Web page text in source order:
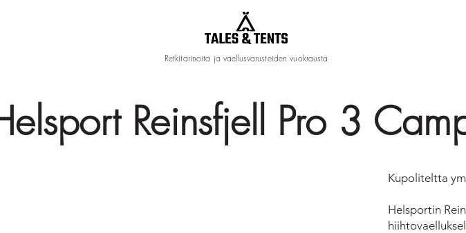
Retkitarinoita ja vaellusvarusteiden vuokrausta
Kupoliteltta
Helsportin
Reinsfjell Pro 3